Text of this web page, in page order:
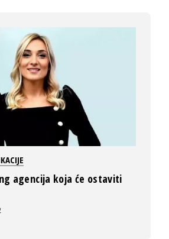
agencija koja će ostaviti